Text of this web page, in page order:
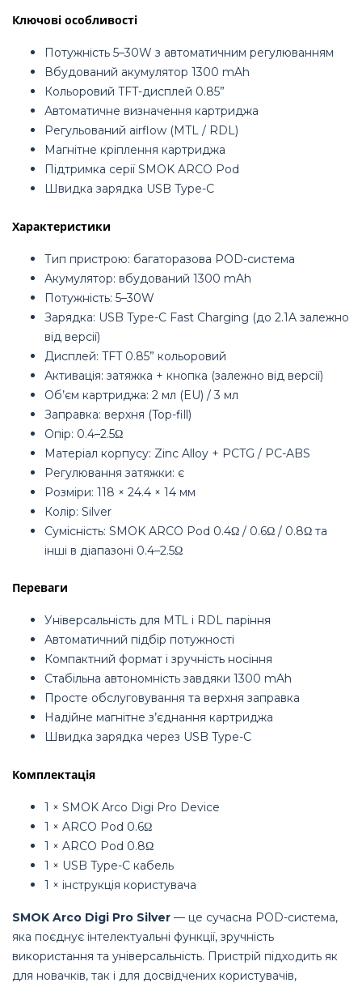
Ключові особливості
Потужність 5–30W з автоматичним регулюванням
Вбудований акумулятор 1300 mAh
Кольоровий TFT-дисплей 0.85”
Автоматичне визначення картриджа
Регульований airflow (MTL / RDL)
Магнітне кріплення картриджа
Підтримка серії SMOK ARCO Pod
Швидка зарядка USB Type-C
Характеристики
Тип пристрою: багаторазова POD-система
Акумулятор: вбудований 1300 mAh
Потужність: 5–30W
Зарядка: USB Type-C Fast Charging (до 2.1A залежно
від версії)
Дисплей: TFT 0.85” кольоровий
Активація: затяжка + кнопка (залежно від версії)
Об’єм картриджа: 2 мл (EU) / 3 мл
Заправка: верхня (Top-fill)
Опір: 0.4–2.5Ω
Матеріал корпусу: Zinc Alloy + PCTG / PC-ABS
Регулювання затяжки: є
Розміри: 118 × 24.4 × 14 мм
Колір: Silver
Сумісність: SMOK ARCO Pod 0.4Ω / 0.6Ω / 0.8Ω та
інші в діапазоні 0.4–2.5Ω
Переваги
Універсальність для MTL і RDL паріння
Автоматичний підбір потужності
Компактний формат і зручність носіння
Стабільна автономність завдяки 1300 mAh
Просте обслуговування та верхня заправка
Надійне магнітне з’єднання картриджа
Швидка зарядка через USB Type-C
Комплектація
1 × SMOK Arco Digi Pro Device
1 × ARCO Pod 0.6Ω
1 × ARCO Pod 0.8Ω
1 × USB Type-C кабель
1 × інструкція користувача
SMOK Arco Digi Pro Silver — це сучасна POD-система,
яка поєднує інтелектуальні функції, зручність
використання та універсальність. Пристрій підходить як
для новачків, так і для досвідчених користувачів,